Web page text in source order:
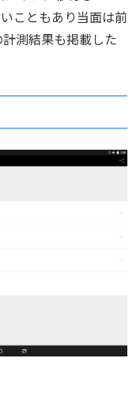
こともあり当面は前
測結果も掲載した